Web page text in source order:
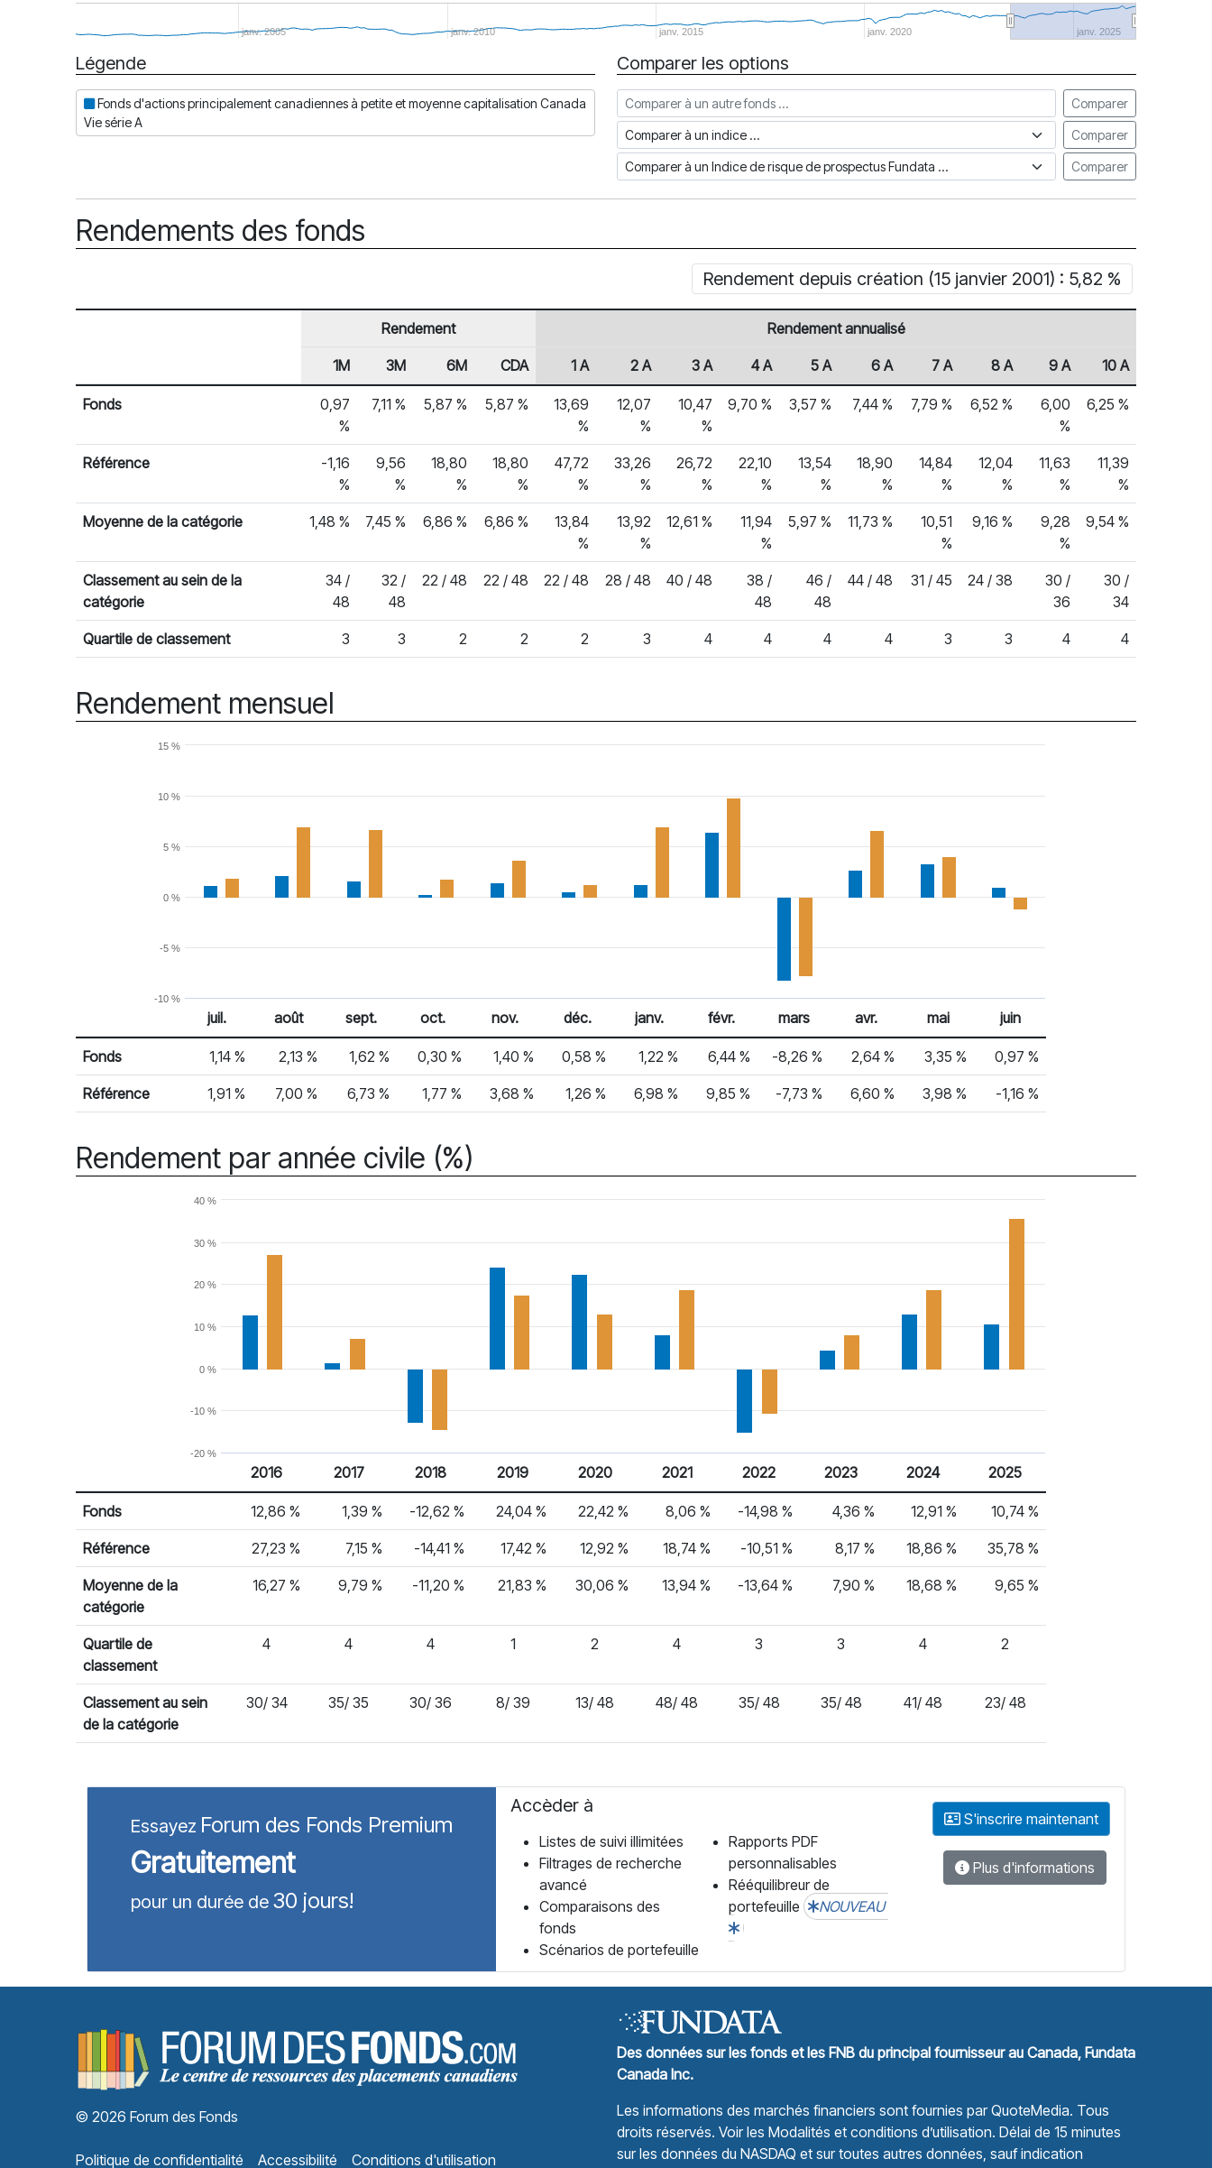
janv. 2005 janv. 2010 janv. 2015 janv. 2020 janv. 2025
Date
Légende
Fonds d'actions principalement canadiennes à petite et moyenne capitalisation Canada
Vie série A
Comparer les options
Comparer à un autre fonds Comparer
Comparer à un indice Comparer
Comparer à un Indice de risque de prospectus Fundata Comparer
Rendements des fonds
Rendement depuis création (15 janvier 2001) : 5,82 %
Rendements des fonds
En-tête de ligne
Rendement Rendement annualisé
1M 3M 6M CDA 1 A 2 A 3 A 4 A 5 A 6 A 7 A 8 A 9 A 10 A
Fonds
0,97
%
7,11 % 5,87 % 5,87 %
13,69
%
12,07
%
10,47
%
9,70 % 3,57 % 7,44 % 7,79 % 6,52 %
6,00
%
6,25 %
Référence
-1,16
%
9,56
%
18,80
%
18,80
%
47,72
%
33,26
%
26,72
%
22,10
%
13,54
%
18,90
%
14,84
%
12,04
%
11,63
%
11,39
%
Moyenne de la catégorie 1,48 % 7,45 % 6,86 % 6,86 %
13,84
%
13,92
%
12,61 %
11,94
%
5,97 % 11,73 %
10,51
%
9,16 %
9,28
%
9,54 %
Classement au sein de la
catégorie
34 /
48
32 /
48
22 / 48 22 / 48 22 / 48 28 / 48 40 / 48
38 /
48
46 /
48
44 / 48 31 / 45 24 / 38
30 /
36
30 /
34
Quartile de classement 3 3 2 2 2 3 4 4 4 4 3 3 4 4
Rendement mensuel
-10 %
-5 %
0 %
5 %
10 %
15 %
Rendement mensuel
% Rendement
juil. août sept. oct. nov. déc. janv. févr. mars avr. mai juin
Fonds 1,14 % 2,13 % 1,62 % 0,30 % 1,40 % 0,58 % 1,22 % 6,44 % -8,26 % 2,64 % 3,35 % 0,97 %
Référence 1,91 % 7,00 % 6,73 % 1,77 % 3,68 % 1,26 % 6,98 % 9,85 % -7,73 % 6,60 % 3,98 % -1,16 %
Rendement par année civile (%)
-20 %
-10 %
0 %
10 %
20 %
30 %
40 %
Rendement par année civile
% Rendement
2016 2017 2018 2019 2020 2021 2022 2023 2024 2025
Fonds 12,86 % 1,39 % -12,62 % 24,04 % 22,42 % 8,06 % -14,98 % 4,36 % 12,91 % 10,74 %
Référence 27,23 % 7,15 % -14,41 % 17,42 % 12,92 % 18,74 % -10,51 % 8,17 % 18,86 % 35,78 %
Moyenne de la
catégorie
16,27 % 9,79 % -11,20 % 21,83 % 30,06 % 13,94 % -13,64 % 7,90 % 18,68 % 9,65 %
Quartile de
classement
4 4 4 1 2 4 3 3 4 2
Classement au sein
de la catégorie
30/ 34 35/ 35 30/ 36 8/ 39 13/ 48 48/ 48 35/ 48 35/ 48 41/ 48 23/ 48
Essayez Forum des Fonds Premium
Gratuitement
pour un durée de 30 jours!
Accèder à
Listes de suivi illimitées
Filtrages de recherche
avancé
Comparaisons des
fonds
Scénarios de portefeuille
Rapports PDF
personnalisables
Rééquilibreur de
portefeuille
NOUVEAU
S'inscrire maintenant
Plus d'informations
Forum des Fonds Accueil
© 2026 Forum des Fonds
Politique de confidentialité Accessibilité Conditions d'utilisation
Des données sur les fonds et les FNB du principal fournisseur au Canada, Fundata
Canada Inc.
Les informations des marchés financiers sont fournies parQuoteMedia. Tous
droits réservés. Voir les Modalités et conditions d’utilisation. Délai de 15 minutes
sur les données du NASDAQ et sur toutes autres données, sauf indication